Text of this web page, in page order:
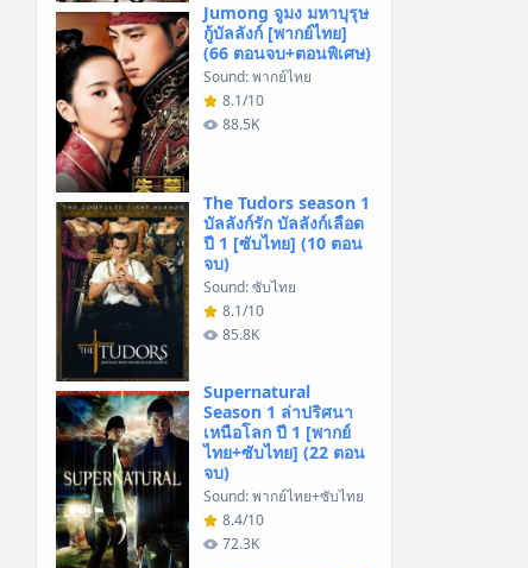
Jumong จูมง มหาบุรุษ
กู้บัลลังก์ [พากย์ไทย]
(66 ตอนจบ+ตอนพิเศษ)
Sound: พากย์ไทย
8.1/10
88.5K
The Tudors season 1
บัลลังก์รัก บัลลังก์เลือด
ปี 1 [ซับไทย] (10 ตอน
จบ)
Sound: ซับไทย
8.1/10
85.8K
Supernatural
Season 1 ล่าปริศนา
เหนือโลก ปี 1 [พากย์
ไทย+ซับไทย] (22 ตอน
จบ)
Sound: พากย์ไทย+ซับไทย
8.4/10
72.3K